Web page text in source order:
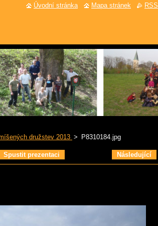
družstev 2013 > P8310184.jpg
Spustit prezentaci Následující
Úvodní stránka Mapa stránek RSS